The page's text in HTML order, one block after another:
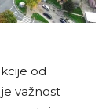
od
važnost